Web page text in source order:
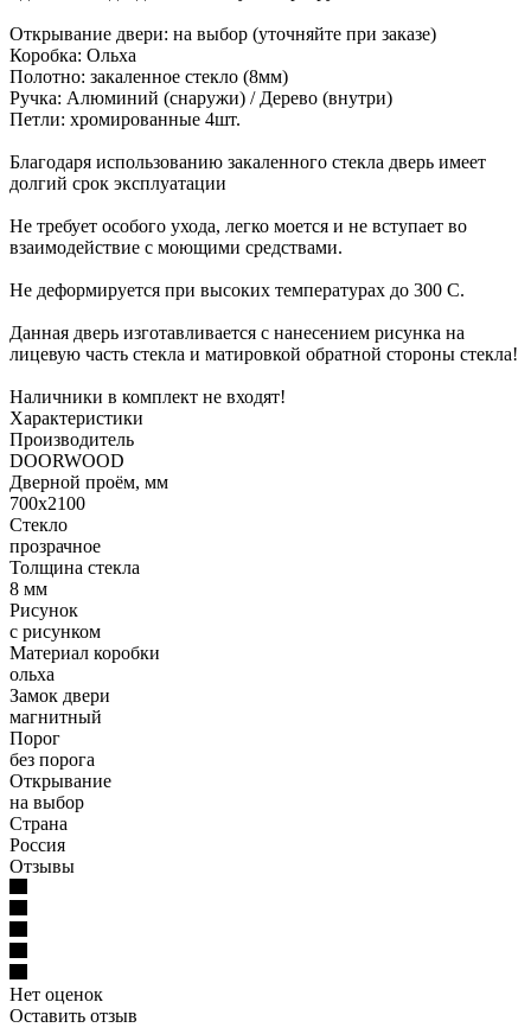
Открывание двери: на выбор (уточняйте при заказе)
Коробка: Ольха
Полотно: закаленное стекло (8мм)
Ручка: Алюминий (снаружи) / Дерево (внутри)
Петли: хромированные 4шт.
Благодаря использованию закаленного стекла дверь имеет
долгий срок эксплуатации
Не требует особого ухода, легко моется и не вступает во
взаимодействие с моющими средствами.
Не деформируется при высоких температурах до 300 С.
Данная дверь изготавливается с нанесением риcунка на
лицевую часть стекла и матировкой обратной стороны стекла!
Наличники в комплект не входят!
Характеристики
Производитель
DOORWOOD
Дверной проём, мм
700х2100
Стекло
прозрачное
Толщина стекла
8 мм
Рисунок
с рисунком
Материал коробки
ольха
Замок двери
магнитный
Порог
без порога
Открывание
на выбор
Страна
Россия
Отзывы
Нет оценок
Оставить отзыв